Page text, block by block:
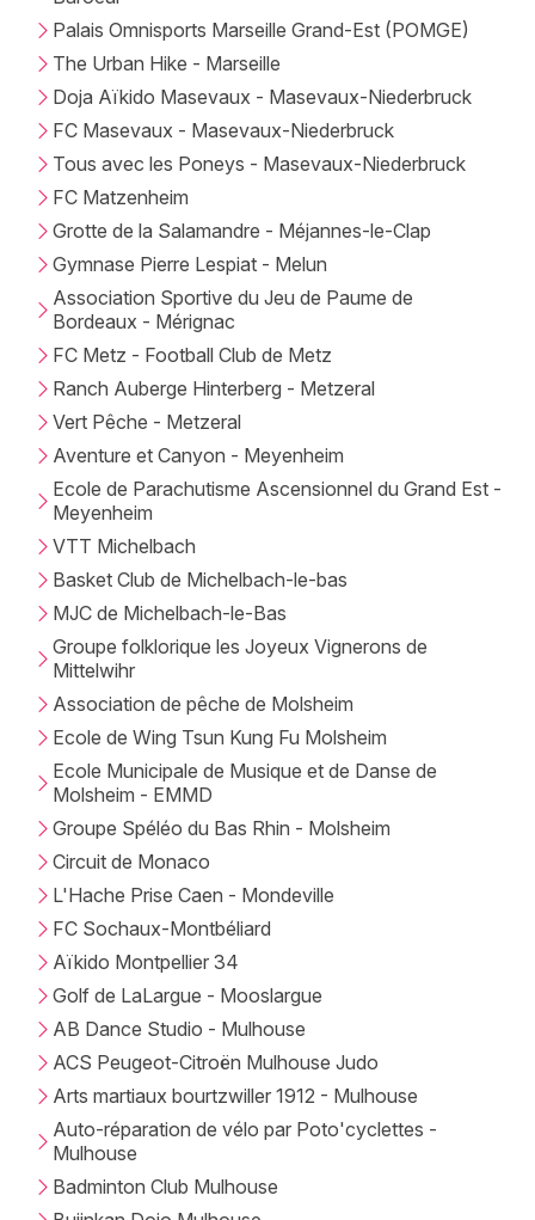
Palais Omnisports Marseille Grand-Est (POMGE)
The Urban Hike - Marseille
Doja Aïkido Masevaux - Masevaux-Niederbruck
FC Masevaux - Masevaux-Niederbruck
Tous avec les Poneys - Masevaux-Niederbruck
FC Matzenheim
Grotte de la Salamandre - Méjannes-le-Clap
Gymnase Pierre Lespiat - Melun
Association Sportive du Jeu de Paume de
Bordeaux - Mérignac
FC Metz - Football Club de Metz
Ranch Auberge Hinterberg - Metzeral
Vert Pêche - Metzeral
Aventure et Canyon - Meyenheim
Ecole de Parachutisme Ascensionnel du Grand Est -
Meyenheim
VTT Michelbach
Basket Club de Michelbach-le-bas
MJC de Michelbach-le-Bas
Groupe folklorique les Joyeux Vignerons de
Mittelwihr
Association de pêche de Molsheim
Ecole de Wing Tsun Kung Fu Molsheim
Ecole Municipale de Musique et de Danse de
Molsheim - EMMD
Groupe Spéléo du Bas Rhin - Molsheim
Circuit de Monaco
L'Hache Prise Caen - Mondeville
FC Sochaux-Montbéliard
Aïkido Montpellier 34
Golf de LaLargue - Mooslargue
AB Dance Studio - Mulhouse
ACS Peugeot-Citroën Mulhouse Judo
Arts martiaux bourtzwiller 1912 - Mulhouse
Auto-réparation de vélo par Poto'cyclettes -
Mulhouse
Badminton Club Mulhouse